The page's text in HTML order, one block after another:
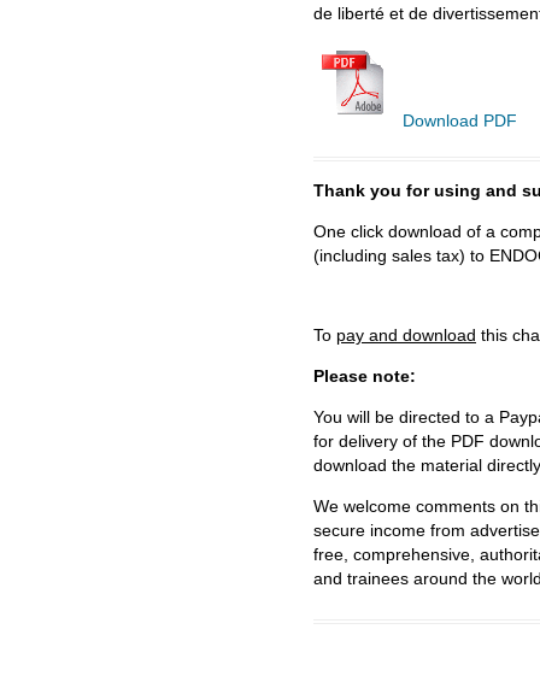
de liberté et de
Download PDF
Thank you for using and
One click download of a
(including sales tax) to
To pay and download this
Please note:
You will be directed to a
for delivery of the PDF
download the material
We welcome comments on
secure income from
free, comprehensive,
and trainees around the